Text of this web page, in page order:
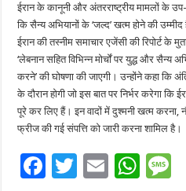
ईरान के कानूनी और अंतरराष्ट्रीय मामलों के उप-
कि सैन्य अभियानों के ‘जल्द’ खत्म होने की उम्मीद
ईरान की तस्नीम समाचार एजेंसी की रिपोर्ट के
‘लेबनान सहित विभिन्न मोर्चों पर युद्ध और
करने’ की घोषणा की जाएगी। उन्होंने कहा कि
के दौरान होगी जो इस बात पर निर्भर करेगा कि
पूरे कर लिए हैं। इन वादों में दुश्मनी खत्म करना,
फ्रीज की गई संपत्ति को जारी करना शामिल है।
F
T
E
W